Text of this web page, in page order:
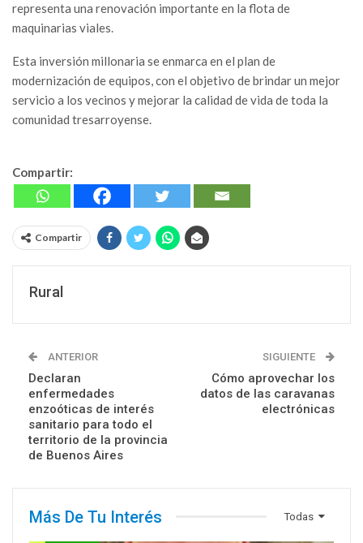
representa una renovación importante en la flota de
maquinarias viales.
Esta inversión millonaria se enmarca en el plan de
modernización de equipos, con el objetivo de brindar un mejor
servicio a los vecinos y mejorar la calidad de vida de toda la
comunidad tresarroyense.
Compartir:
Compartir
Rural
ANTERIOR
Declaran
enfermedades
enzoóticas de interés
sanitario para todo el
territorio de la provincia
de Buenos Aires
SIGUIENTE
Cómo aprovechar los
datos de las caravanas
electrónicas
Todas
Más De Tu Interés